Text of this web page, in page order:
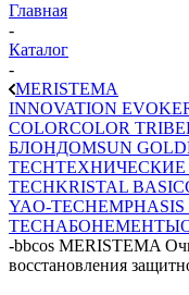
Главная
-
Каталог
-
MERISTEMA
INNOVATION EVO
COLORCOLOR TRIBE
БЛОНДОМSUN GOLD
TECH
TECHKRISTAL BASIC
YAO-TECH
TECHАБОНЕМЕНТЫ
-bbcos MERISTEMA
восстановления